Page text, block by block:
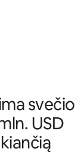
svečio
USD